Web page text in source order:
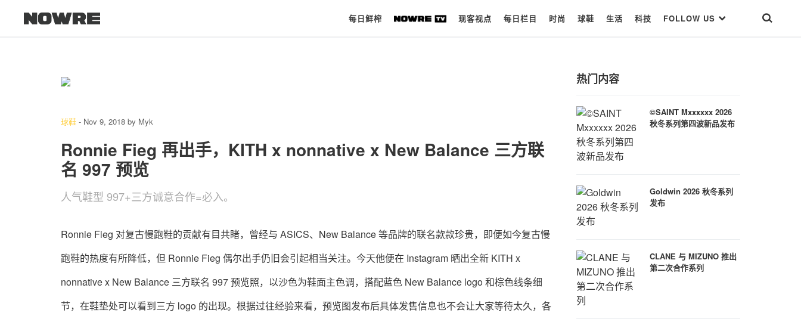
每日鲜榨 现客视点 每日栏目 时尚 球鞋 生活 科技 FOLLOW US
科 技
关于我们 联系我们
球鞋 - Nov 9, 2018 by Myk
Ronnie Fieg 再出手，KITH x nonnative x New Balance 三方联
名 997 预览
人气鞋型 997+三方诚意合作=必入。
Ronnie Fieg 对复古慢跑鞋的贡献有目共睹，曾经与 ASICS、New Balance 等品牌的联名款款珍贵，即便如今复古慢
跑鞋的热度有所降低，但 Ronnie Fieg 偶尔出手仍旧会引起相当关注。今天他便在 Instagram 晒出全新 KITH x
nonnative x New Balance 三方联名 997 预览照，以沙色为鞋面主色调，搭配蓝色 New Balance logo 和棕色线条细
节，在鞋垫处可以看到三方 logo 的出现。根据过往经验来看，预览图发布后具体发售信息也不会让大家等待太久，各
热门内容
©SAINT Mxxxxxx 2026
秋冬系列第四波新品发布
Goldwin 2026 秋冬系列
发布
CLANE 与 MIZUNO 推出
第二次合作系列